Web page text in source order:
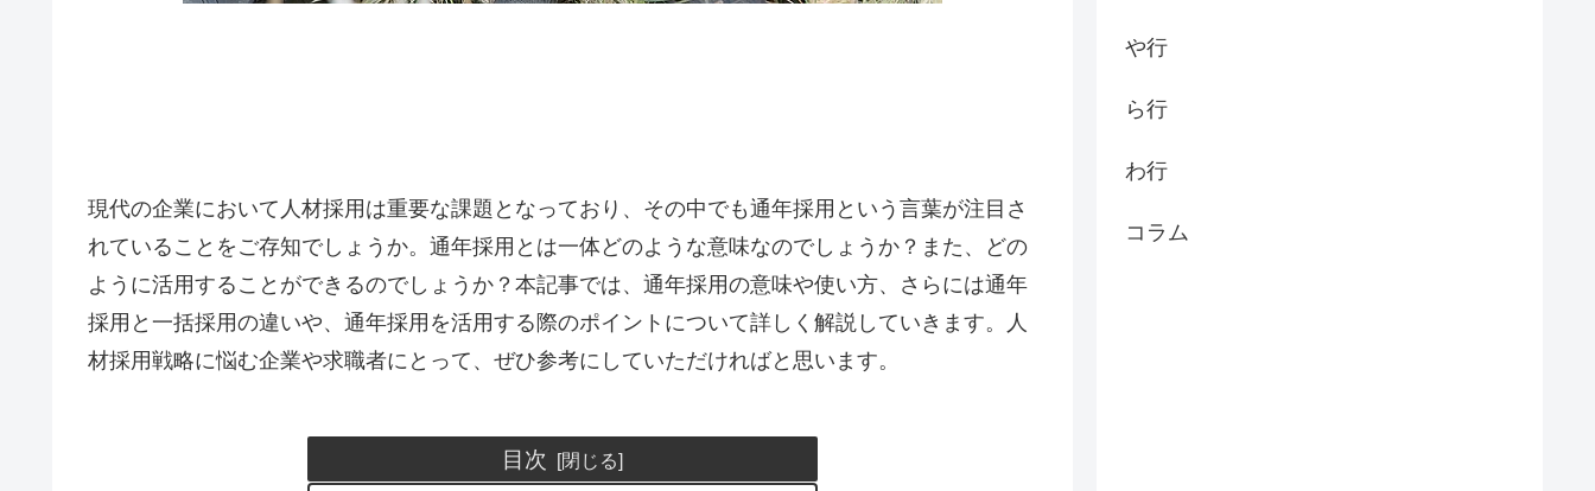
現代の企業において人材採用は重要な課題となっており、その中でも通年採用という言葉が注目さ
れていることをご存知でしょうか。通年採用とは一体どのような意味なのでしょうか？また、どの
ように活用することができるのでしょうか？本記事では、通年採用の意味や使い方、さらには通年
採用と一括採用の違いや、通年採用を活用する際のポイントについて詳しく解説していきます。人
材採用戦略に悩む企業や求職者にとって、ぜひ参考にしていただければと思います。
目次
や行
ら行
わ行
コラム